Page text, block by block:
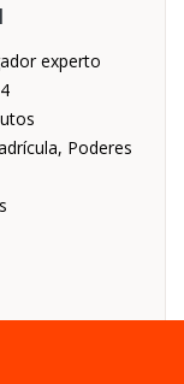
experto
Poderes